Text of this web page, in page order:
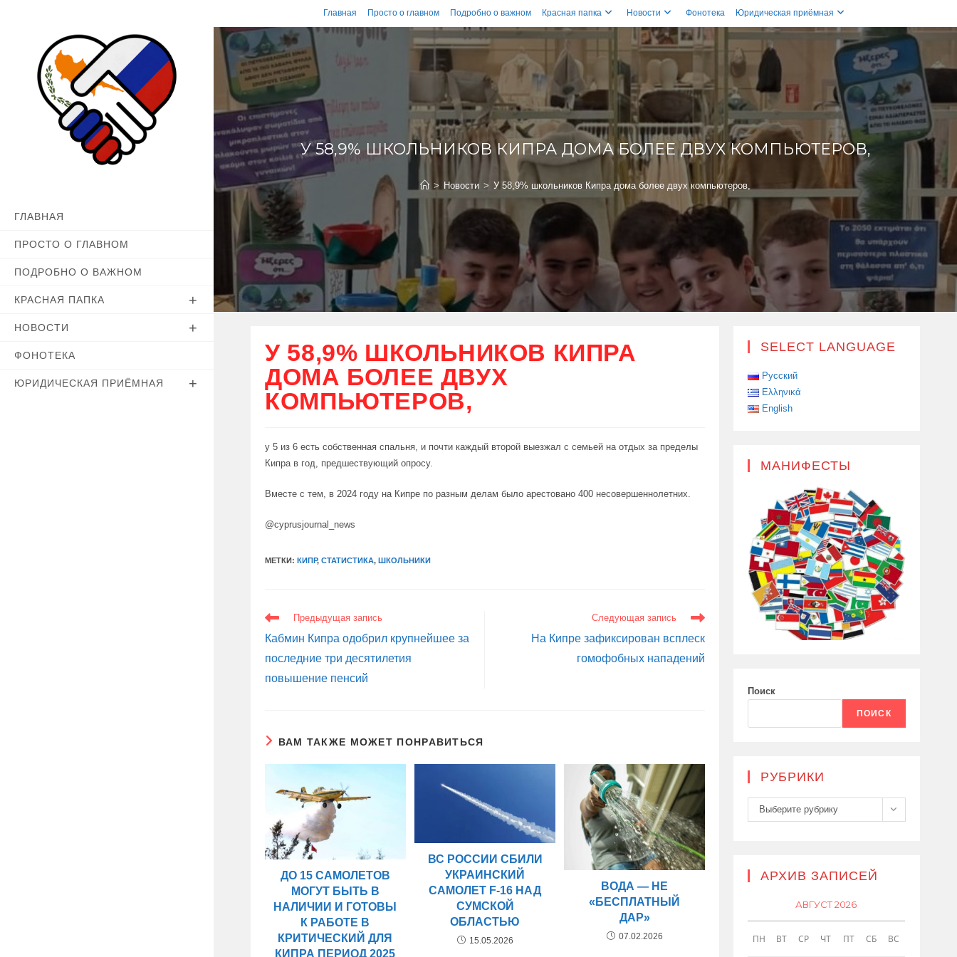
к
содержимому
Главная Просто о главном Подробно о важном Красная папка Новости Фонотека Юридическая приёмная
ГЛАВНАЯ
ПРОСТО О ГЛАВНОМ
ПОДРОБНО О ВАЖНОМ
КРАСНАЯ ПАПКА
НОВОСТИ
ФОНОТЕКА
ЮРИДИЧЕСКАЯ ПРИЁМНАЯ
У 58,9% ШКОЛЬНИКОВ КИПРА ДОМА БОЛЕЕ ДВУХ КОМПЬЮТЕРОВ,
> Новости > У 58,9% школьников Кипра дома более двух компьютеров,
У 58,9% ШКОЛЬНИКОВ КИПРА
ДОМА БОЛЕЕ ДВУХ
КОМПЬЮТЕРОВ,
у 5 из 6 есть собственная спальня, и почти каждый второй выезжал с семьей на отдых за пределы
Кипра в год, предшествующий опросу.
Вместе с тем, в 2024 году на Кипре по разным делам было арестовано 400 несовершеннолетних.
@cyprusjournal_news
МЕТКИ:КИПР, СТАТИСТИКА, ШКОЛЬНИКИ
ЕЩЕ
СТАТЬИ
Предыдущая запись
Кабмин Кипра одобрил крупнейшее за
последние три десятилетия
повышение пенсий
Следующая запись
На Кипре зафиксирован всплеск
гомофобных нападений
ВАМ ТАКЖЕ МОЖЕТ ПОНРАВИТЬСЯ
ДО 15 САМОЛЕТОВ
МОГУТ БЫТЬ В
НАЛИЧИИ И ГОТОВЫ
К РАБОТЕ В
КРИТИЧЕСКИЙ ДЛЯ
КИПРА ПЕРИОД 2025
ВС РОССИИ СБИЛИ
УКРАИНСКИЙ
САМОЛЕТ F-16 НАД
СУМСКОЙ
ОБЛАСТЬЮ
15.05.2026
ВОДА — НЕ
«БЕСПЛАТНЫЙ
ДАР»
07.02.2026
SELECT LANGUAGE
Русский
Ελληνικά
English
МАНИФЕСТЫ
Поиск
ПОИСК
РУБРИКИ
Рубрики
Выберите рубрику
АРХИВ ЗАПИСЕЙ
АВГУСТ 2026
ПН ВТ СР ЧТ ПТ СБ ВС